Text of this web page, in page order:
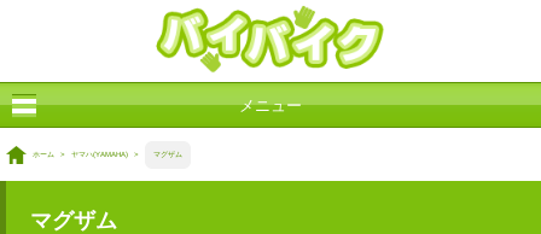
メニュー
ホーム > ヤマハ(YAMAHA) > マグザム
マグザム